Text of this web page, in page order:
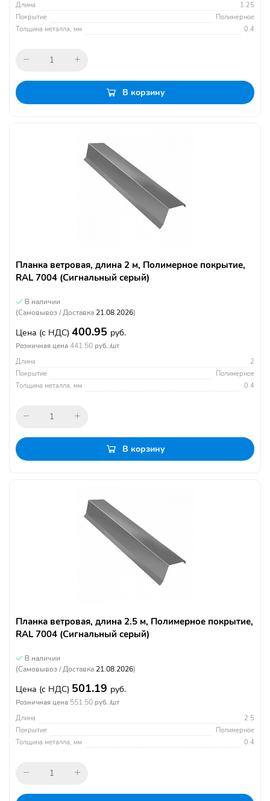
Длина
1.25
Покрытие
Полимерное
Толщина металла, мм
0.4
В корзину
Планка ветровая, длина 2 м, Полимерное покрытие,
RAL 7004 (Сигнальный серый)
В наличии
(Самовывоз / Доставка 21.08.2026)
Цена (с НДС) 400.95 руб.
Розничная цена 441.50 руб. /шт
Длина
2
Покрытие
Полимерное
Толщина металла, мм
0.4
В корзину
Планка ветровая, длина 2.5 м, Полимерное покрытие,
RAL 7004 (Сигнальный серый)
В наличии
(Самовывоз / Доставка 21.08.2026)
Цена (с НДС) 501.19 руб.
Розничная цена 551.50 руб. /шт
Длина
2.5
Покрытие
Полимерное
Толщина металла, мм
0.4